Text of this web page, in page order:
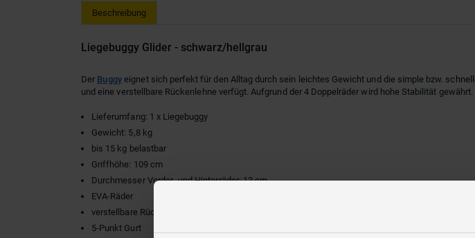
Beschreibung
Liegebuggy Glider - schwarz/hellgrau
Der Buggy eignet sich perfekt für den Alltag durch sein leichtes Gewicht und die simple bzw.
und eine verstellbare Rückenlehne verfügt. Aufgrund der 4 Doppelräder wird hohe Stabilität gewährt.
Lieferumfang: 1 x Liegebuggy
Gewicht: 5,8 kg
bis 15 kg belastbar
Griffhöhe: 109 cm
Durchmesser Vorder- und Hinterräder: 12 cm
EVA-Räder
verstellbare Rückenlehne und Fußstütze
5-Punkt Gurt